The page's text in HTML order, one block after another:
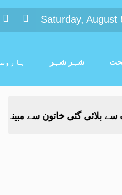
Saturday, August
شہر شہر
گئی خاتون سے مبینہ زیادتی،